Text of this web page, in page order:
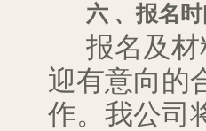
六 、报名
报名 及
迎有意向的
作。我公司